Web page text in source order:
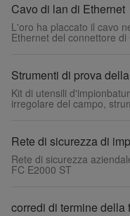
Cavo di lan di Ethernet
L'oro ha placcato il cavo
Ethernet del connettore di
Strumenti di prova
Kit di utensili
irregolare del campo,
Rete di sicurezza di
Rete di sicurezza
FC E2000 ST
corredi di termine della